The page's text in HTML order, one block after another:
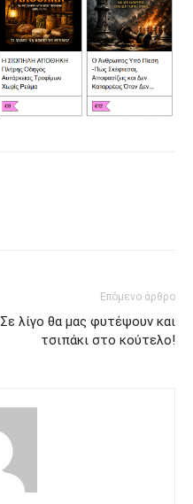
Επόμενο άρθρο
Σε λίγο θα μας φυτέψουν και
τσιπάκι στο κούτελο!